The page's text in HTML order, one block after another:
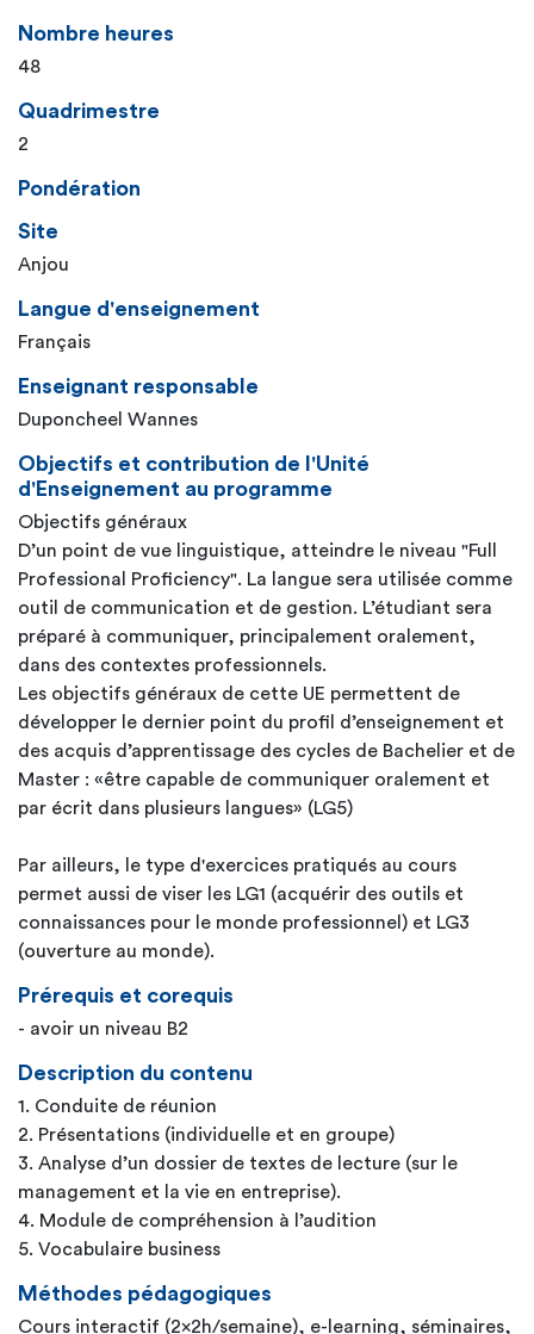
Nombre heures
48
Quadrimestre
2
Pondération
Site
Anjou
Langue d'enseignement
Français
Enseignant responsable
Duponcheel Wannes
Objectifs et contribution de l'Unité
d'Enseignement au programme
Objectifs généraux
D’un point de vue linguistique, atteindre le niveau "Full
Professional Proficiency". La langue sera utilisée comme
outil de communication et de gestion. L’étudiant sera
préparé à communiquer, principalement oralement,
dans des contextes professionnels.
Les objectifs généraux de cette UE permettent de
développer le dernier point du profil d’enseignement et
des acquis d’apprentissage des cycles de Bachelier et de
Master : «être capable de communiquer oralement et
par écrit dans plusieurs langues» (LG5)
Par ailleurs, le type d'exercices pratiqués au cours
permet aussi de viser les LG1 (acquérir des outils et
connaissances pour le monde professionnel) et LG3
(ouverture au monde).
Prérequis et corequis
- avoir un niveau B2
Description du contenu
1. Conduite de réunion
2. Présentations (individuelle et en groupe)
3. Analyse d’un dossier de textes de lecture (sur le
management et la vie en entreprise).
4. Module de compréhension à l’audition
5. Vocabulaire business
Méthodes pédagogiques
Cours interactif (2x2h/semaine), e-learning, séminaires,